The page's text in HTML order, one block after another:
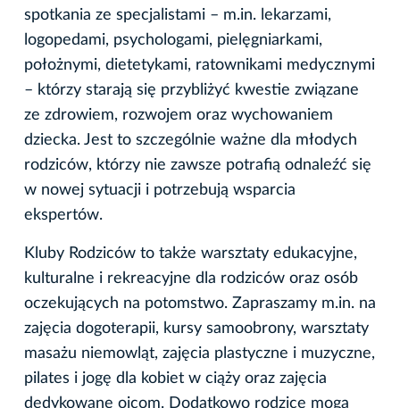
spotkania ze specjalistami – m.in. lekarzami,
logopedami, psychologami, pielęgniarkami,
położnymi, dietetykami, ratownikami medycznymi
– którzy starają się przybliżyć kwestie związane
ze zdrowiem, rozwojem oraz wychowaniem
dziecka. Jest to szczególnie ważne dla młodych
rodziców, którzy nie zawsze potrafią odnaleźć się
w nowej sytuacji i potrzebują wsparcia
ekspertów.
Kluby Rodziców to także warsztaty edukacyjne,
kulturalne i rekreacyjne dla rodziców oraz osób
oczekujących na potomstwo. Zapraszamy m.in. na
zajęcia dogoterapii, kursy samoobrony, warsztaty
masażu niemowląt, zajęcia plastyczne i muzyczne,
pilates i jogę dla kobiet w ciąży oraz zajęcia
dedykowane ojcom. Dodatkowo rodzice mogą